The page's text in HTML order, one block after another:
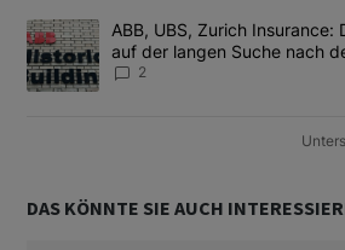
Ein Trendartikel mit dem Titel "ABB,
ABB, UBS, Zurich Insurance:
auf der langen Suche nach
2
DAS KÖNNTE SIE AUCH